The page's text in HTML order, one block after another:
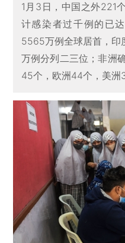
1月3日，中国之外221
计感染者过千例的已
5565万例全球居首，
万例分列二三位；非洲
45个，欧洲44个，美洲